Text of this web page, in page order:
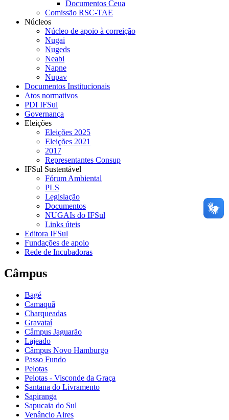
Documentos Ceua
Comissão RSC-TAE
Núcleos
Núcleo de apoio à correição
Nugai
Nugeds
Neabi
Napne
Nupav
Documentos Institucionais
Atos normativos
PDI IFSul
Governança
Eleições
Eleições 2025
Eleições 2021
2017
Representantes Consup
IFSul Sustentável
Fórum Ambiental
PLS
Legislação
Documentos
NUGAIs do IFSul
Links úteis
Editora IFSul
Fundações de apoio
Rede de Incubadoras
Câmpus
Bagé
Camaquã
Charqueadas
Gravataí
Câmpus Jaguarão
Lajeado
Câmpus Novo Hamburgo
Passo Fundo
Pelotas
Pelotas - Visconde da Graça
Santana do Livramento
Sapiranga
Sapucaia do Sul
Venâncio Aires